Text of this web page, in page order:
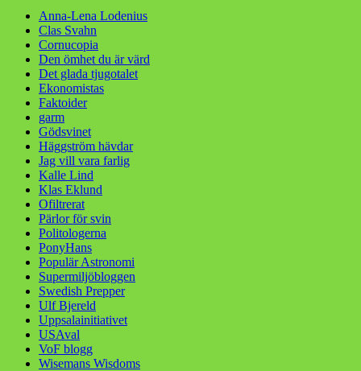
Anna-Lena Lodenius
Clas Svahn
Cornucopia
Den ömhet du är värd
Det glada tjugotalet
Ekonomistas
Faktoider
garm
Gödsvinet
Häggström hävdar
Jag vill vara farlig
Kalle Lind
Klas Eklund
Ofiltrerat
Pärlor för svin
Politologerna
PonyHans
Populär Astronomi
Supermiljöbloggen
Swedish Prepper
Ulf Bjereld
Uppsalainitiativet
USAval
VoF blogg
Wisemans Wisdoms